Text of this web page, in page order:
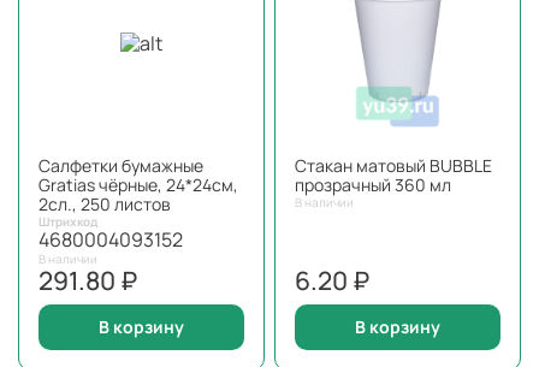
Салфетки бумажные
Gratias чёрные, 24*24см,
2сл., 250 листов
Штрихкод
4680004093152
В наличии
291.80 ₽
В корзину
Стакан матовый BUBBLE
прозрачный 360 мл
В наличии
6.20 ₽
В корзину